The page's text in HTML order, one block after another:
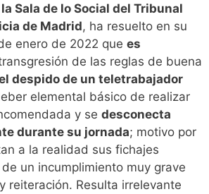
Sala de lo Social del Tribunal
de Madrid, ha resuelto en su
enero de 2022 que es
de las reglas de buena
despido de un teletrabajador
elemental básico de realizar
y se desconecta
durante su jornada; motivo por
a la realidad sus fichajes
un incumplimiento muy grave
reiteración. Resulta irrelevante